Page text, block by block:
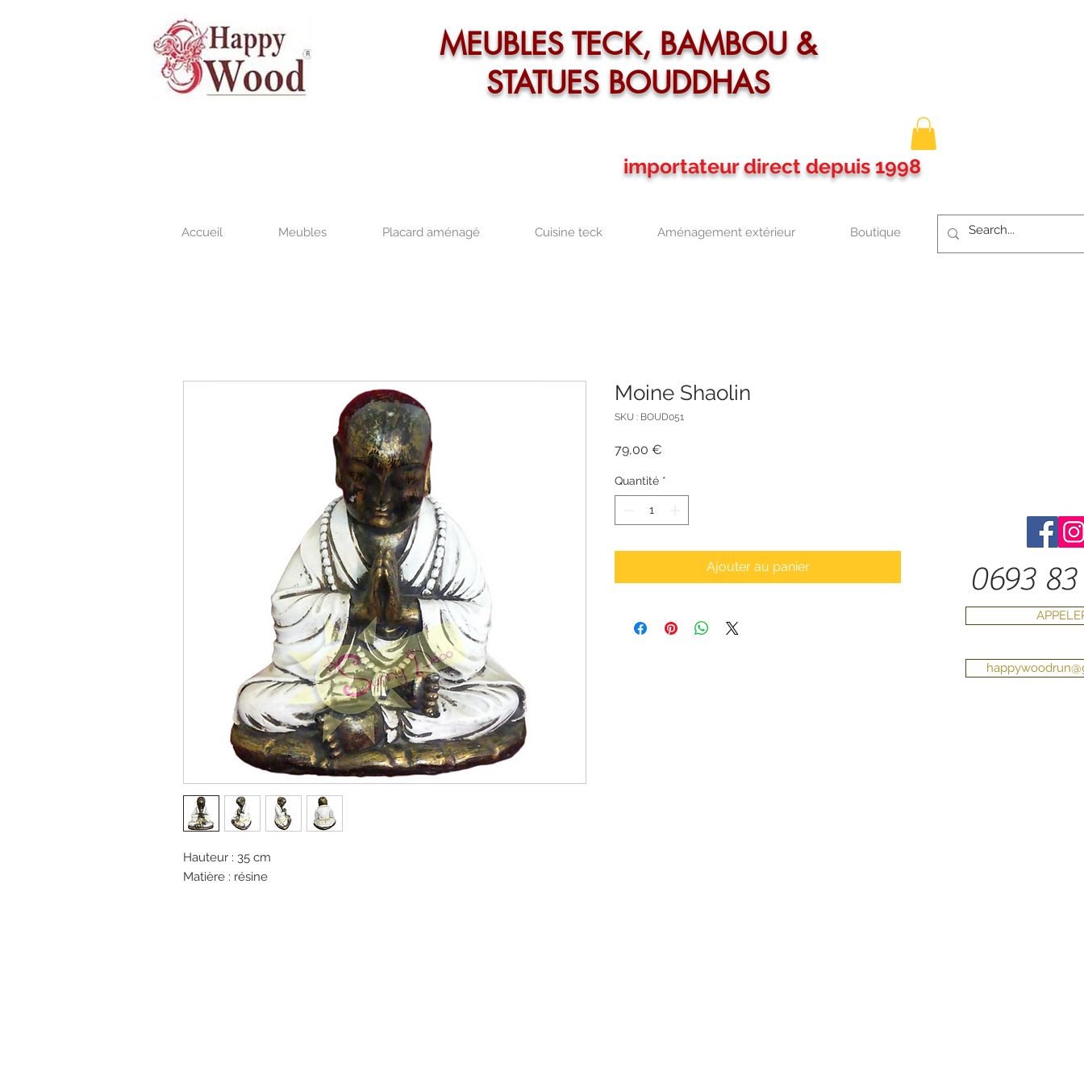
MEUBLES TECK, BAMBOU &
STATUES BOUDDHAS
importateur direct depuis 1998
Accueil Meubles Placard aménagé Cuisine teck Aménagement extérieur Boutique
Hauteur : 35 cm
Matière : résine
Moine Shaolin
SKU : BOUD051
79,00 €
Quantité *
Ajouter au panier 0693